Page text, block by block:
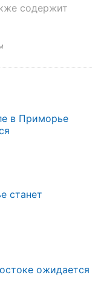
содержит
в Приморье
станет
ожидается